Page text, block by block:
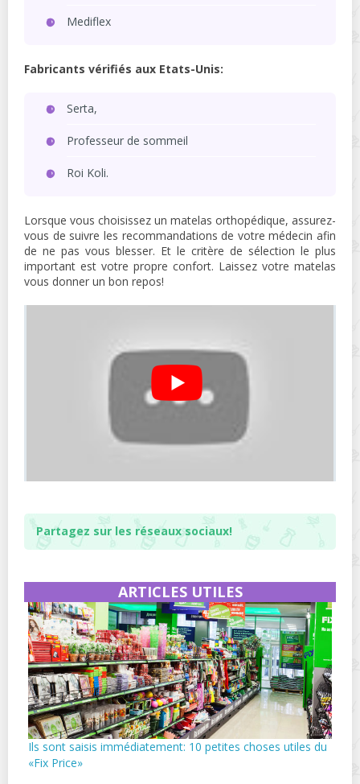
Mediflex
Fabricants vérifiés aux Etats-Unis:
Serta,
Professeur de sommeil
Roi Koli.
Lorsque vous choisissez un matelas orthopédique, assurez-
vous de suivre les recommandations de votre médecin afin
de ne pas vous blesser. Et le critère de sélection le plus
important est votre propre confort. Laissez votre matelas
vous donner un bon repos!
Partagez sur les réseaux sociaux!
ARTICLES UTILES
Ils sont saisis immédiatement: 10 petites choses utiles du
«Fix Price»